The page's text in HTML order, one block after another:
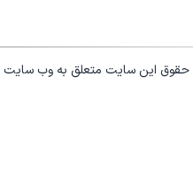
حقوق این سایت متعلق به وب سایت